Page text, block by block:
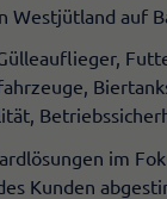
auf
im
Kunden